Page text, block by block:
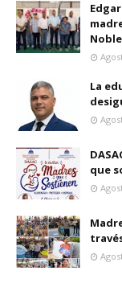
Noble
La
que